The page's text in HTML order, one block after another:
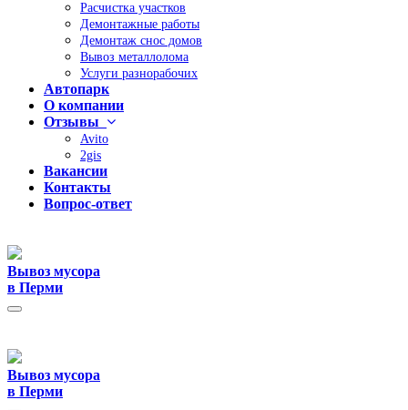
Расчистка участков
Демонтажные работы
Демонтаж снос домов
Вывоз металлолома
Услуги разнорабочих
Автопарк
О компании
Отзывы
Avito
2gis
Вакансии
Контакты
Вопрос-ответ
Вывоз мусора
в Перми
Вывоз мусора
в Перми